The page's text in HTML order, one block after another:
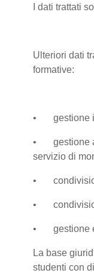
I dati trattati
Ulteriori dati
formative:
• gestione
• gestione
servizio di
•
•
• gestione e
La base
studenti con